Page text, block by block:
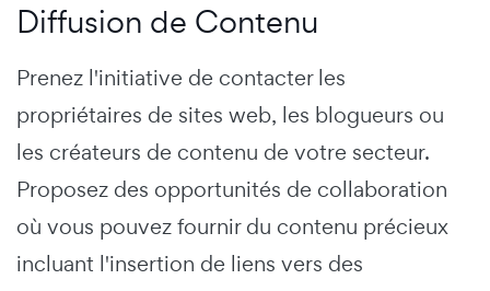
Diffusion de Contenu
Prenez l'initiative de contacter les
propriétaires de sites web, les blogueurs ou
les créateurs de contenu de votre secteur.
Proposez des opportunités de collaboration
où vous pouvez fournir du contenu précieux
incluant l'insertion de liens vers des